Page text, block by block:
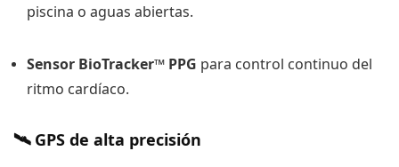
piscina o aguas abiertas.
Sensor BioTracker™ PPG para control continuo del
ritmo cardíaco.
🛰️ GPS de alta precisión